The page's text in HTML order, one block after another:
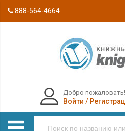
888-564-4664
Добро пожаловать!
Войти /